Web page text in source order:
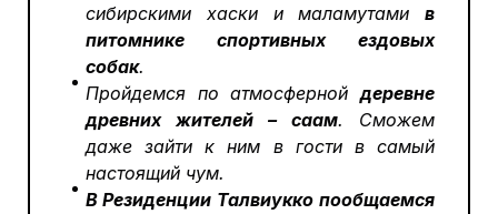
сибирскими хаски и маламутами в
питомнике спортивных ездовых
собак.
Пройдемся по атмосфернойдеревне
древних жителей – саам. Сможем
даже зайти к ним в гости в самый
настоящий чум.
В Резиденции Талвиукко пообщаемся